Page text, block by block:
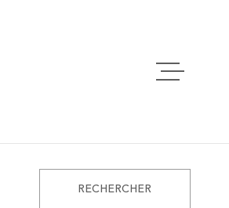
VENTES
RECHERCHER